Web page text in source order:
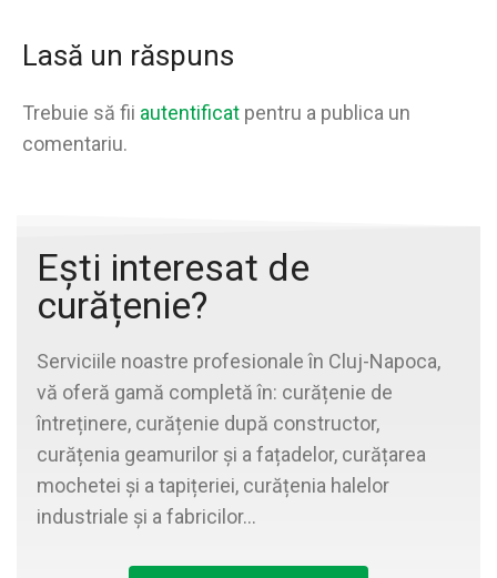
Lasă un răspuns
Trebuie să fii autentificat pentru a publica un
comentariu.
Ești interesat de
curățenie?
Serviciile noastre profesionale în Cluj-Napoca,
vă oferă gamă completă în: curățenie de
întreținere, curățenie după constructor,
curățenia geamurilor și a fațadelor, curățarea
mochetei și a tapițeriei, curățenia halelor
industriale și a fabricilor…